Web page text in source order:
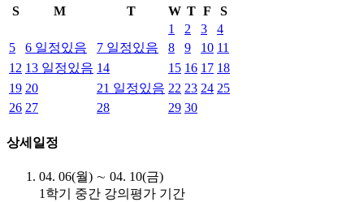
S
M T W T F
S
1
2 3
4
5
6 일정있음 7 일정있음 8 9 10 11
12 13 일정있음 14 15 16 17 18
19 20 21 일정있음 22 23 24 25
26 27 28 29 30
상세일정
04. 06(월) ∼ 04. 10(금)
1학기 중간 강의평가 기간